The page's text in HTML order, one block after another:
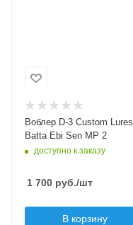
Длина приманки, мм
Вес приманки, гр
2.5
Плавучесть
Воблер D-3 Custom Lures
Batta Ebi Sen MP 2
доступно к заказу
1 700 руб./шт
В корзину